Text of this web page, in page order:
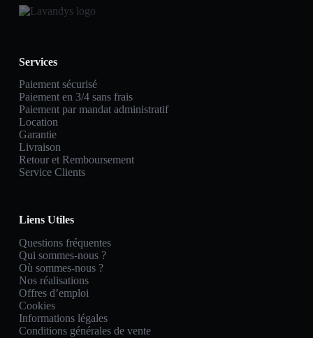
Services
Paiement sécurisé
Paiement en 3/4 sans frais
Paiement par mandat administratif
Location
Garantie
Livraison
Retour et Remboursement
Service Clients
Liens Utiles
Questions fréquentes
Qui sommes-nous ?
Où sommes-nous ?
Nos réalisations
Offres d’emploi
Cookies
Informations légales
Conditions générales de vente